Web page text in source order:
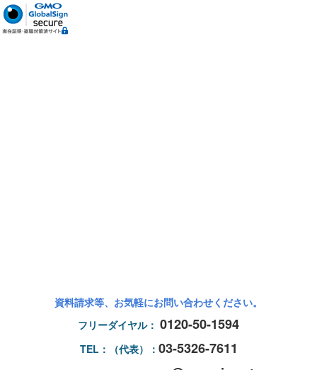
資料請求等、お気軽にお問い合わせください。
フリーダイヤル： 0120-50-1594
TEL：（代表）： 03-5326-7611